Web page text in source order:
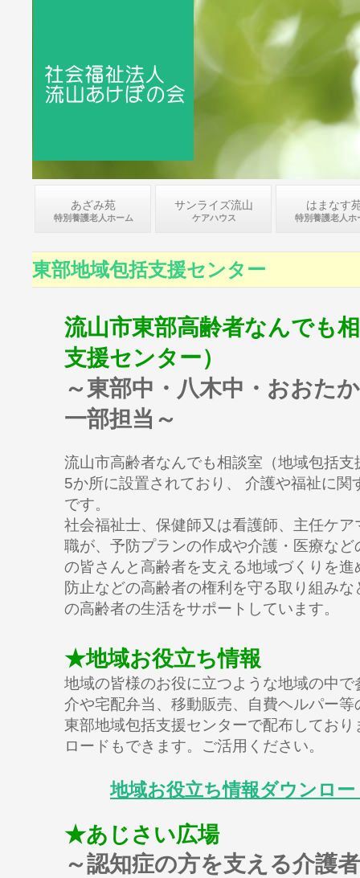
東部地域包括支援センター
流山市東部高齢者なんでも
支援センター）
～東部中・八木中・おおた
一部担当～
流山市高齢者なんでも相談室（地域包括
5か所に設置されており、 介護や福祉に関
です。
社会福祉士、保健師又は看護師、主任ケ
職が、予防プランの作成や介護・医療な
の皆さんと高齢者を支える地域づくりを
防止などの高齢者の権利を守る取り組み
の高齢者の生活をサポートしています。
★地域お役立ち情報
地域の皆様のお役に立つような地域の中
介や宅配弁当、移動販売、自費ヘルパー
東部地域包括支援センターで配布してお
ロードもできます。ご活用ください。
地域お役立ち情報ダウンロー
★あじさい広場
～認知症の方を支える介護
あざみ苑
特別養護老人ホーム
サンライズ流山
ケアハウス
はまなす
特別養護老人ホ